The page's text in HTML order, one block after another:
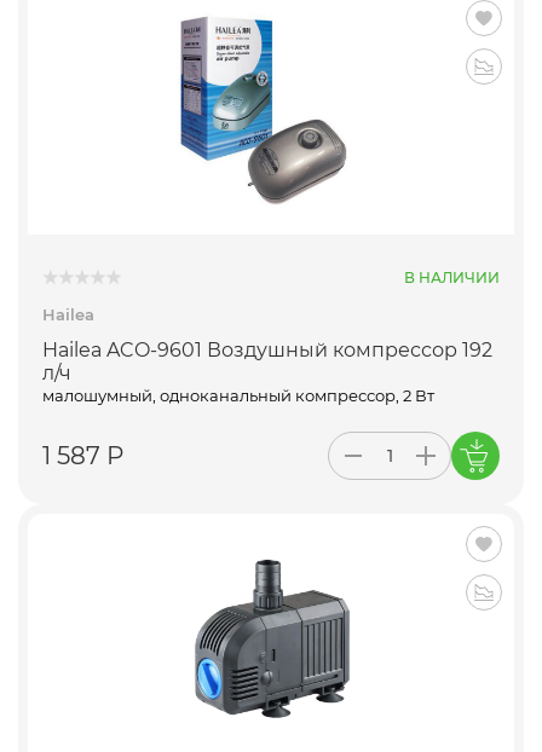
В НАЛИЧИИ
Hailea
Hailea ACO-9601 Воздушный компрессор 192
л/ч
малошумный, одноканальный компрессор, 2 Вт
1 587 Р